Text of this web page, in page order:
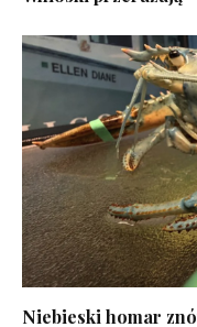
Niebieski homar